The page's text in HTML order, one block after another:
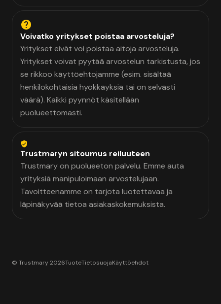
Voivatko yritykset poistaa arvosteluja?
Yritykset eivät voi poistaa aitoja arvosteluja.
Yritykset voivat pyytää arvostelun tarkistusta, jos
se rikkoo käyttöehtojamme (esim. sisältää
henkilökohtaisia hyökkäyksiä tai on selvästi
väärä). Kaikki pyynnöt käsitellään
puolueettomasti.
Trustmaryn sitoumus reiluuteen
Trustmary on puolueeton palvelu. Emme auta
yrityksiä manipuloimaan arvostelujaan.
Tavoitteenamme on tarjota luotettavaa ja
läpinäkyvää tietoa asiakaskokemuksista.
© Trustmary 2026TuoteTietosuojaKäyttöehdot